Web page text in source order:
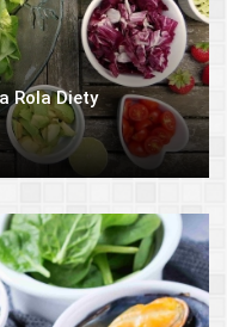
Rola Diety